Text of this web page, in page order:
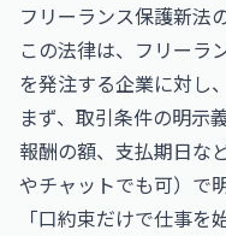
フリーランス保護新法
この法律は、フリーラ
を発注する企業に対し
まず、取引条件の明示
報酬の額、支払期日な
やチャットでも可）で
「口約束だけで仕事